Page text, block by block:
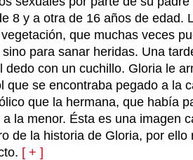
8 y a otra de 16 años de edad.
que muchas veces
para sanar heridas. Una
dedo con un cuchillo. Gloria le
que se encontraba pegado a la
que la hermana, que había
a la menor. Ésta es una imagen
de la historia de Gloria, por ello
[ + ]